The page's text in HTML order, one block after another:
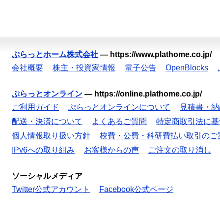
ぷらっとホーム株式会社 — https://www.plathome.co.jp/
会社概要
株主・投資家情報 電子公告 OpenBlocks
ぷらっとオンライン — https://online.plathome.co.jp/
ご利用ガイド
ぷらっとオンラインについて
見積書・
配送・決済について
よくあるご質問
特定商取引法に
個人情報取り扱い方針
校費・公費・科研費払い取引のご
IPv6への取り組み
お客様からの声 ご注文の取り消し
ソーシャルメディア
Twitter公式アカウント
Facebook公式ページ